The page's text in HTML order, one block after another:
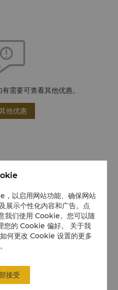
需要可查看其他优惠。
他优惠
以启用网站功能、确保网站
展示个性化内容和广告。点
我们使用 Cookie。您可以随
您的 Cookie 偏好。 关于我
何更改 Cookie 设置的更多
。
接受